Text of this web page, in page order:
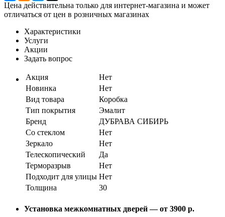
Цена действительна только для интернет-магазина и может
отличаться от цен в розничных магазинах
Характеристики
Услуги
Акции
Задать вопрос
Акция
Нет
Новинка
Нет
Вид товара
Коробка
Тип покрытия
Эмалит
Бренд
ДУБРАВА СИБИРЬ
Со стеклом
Нет
Зеркало
Нет
Телескопический
Да
Терморазрыв
Нет
Подходит для улицы Нет
Толщина
30
Установка межкомнатных дверей — от 3900 р.